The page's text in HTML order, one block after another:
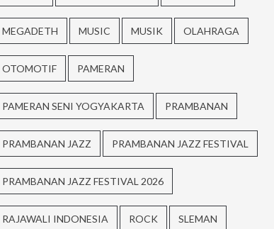
MEGADETH MUSIC MUSIK OLAHRAGA
OTOMOTIF PAMERAN
PAMERAN SENI YOGYAKARTA PRAMBANAN
PRAMBANAN JAZZ PRAMBANAN JAZZ FESTIVAL
PRAMBANAN JAZZ FESTIVAL 2026
RAJAWALI INDONESIA ROCK SLEMAN